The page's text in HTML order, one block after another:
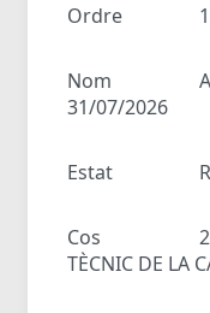
Ordre
Nom
31/07/2026
Estat
Cos
TÈCNIC DE LA